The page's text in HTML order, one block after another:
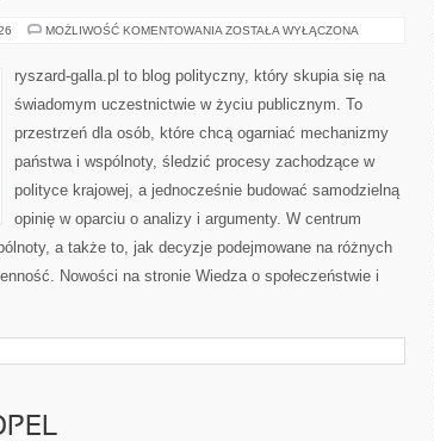
MOŻLIWOŚĆ KOMENTOWANIA UNIA
ZOSTAŁA WYŁĄCZONA
ryszard-galla.pl to blog polityczny, który skupia się na
świadomym uczestnictwie w życiu publicznym. To
przestrzeń dla osób, które chcą ogarniać mechanizmy
państwa i wspólnoty, śledzić procesy zachodzące w
polityce krajowej, a jednocześnie budować samodzielną
opinię w oparciu o analizy i argumenty. W centrum
a także to, jak decyzje podejmowane na różnych
Nowości na stronie Wiedza o społeczeństwie i